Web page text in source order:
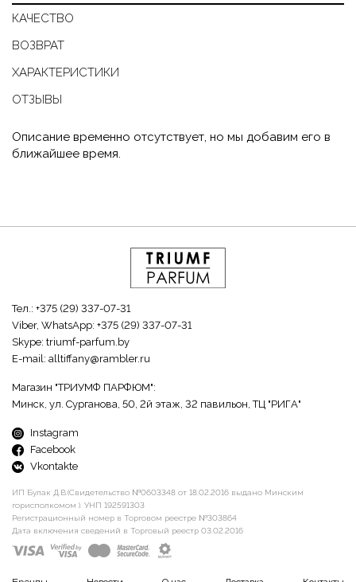
КАЧЕСТВО
ВОЗВРАТ
ХАРАКТЕРИСТИКИ
ОТЗЫВЫ
Описание временно отсутствует, но мы добавим его в
ближайшее время.
Тел.: +375 (29) 337-07-31
Viber, WhatsApp: +375 (29) 337-07-31
Skype: triumf-parfum.by
E-mail: alltiffany@rambler.ru
Магазин "ТРИУМФ ПАРФЮМ":
Минск, ул. Сурганова, 50, 2й этаж, 32 павильон, ТЦ "РИГА"
Instagram
Facebook
Vkontakte
ИП Булак Д.В.(Свидетельство №0603348 от 18.02.2016 выдано Минским
горисполкомом ). УНП 192591303
Регистрационный номер в Торговом реестре №303864
Дата включения сведений в Торговый реестр 03.02.2016